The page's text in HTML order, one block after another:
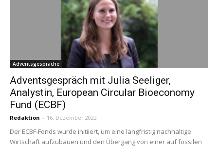
Adventsgespräche
Adventsgespräch mit Julia Seeliger,
Analystin, European Circular Bioeconomy
Fund (ECBF)
Redaktion - 16. Dezember 2022
Der ECBF-Fonds wurde initiiert, um eine langfristig nachhaltige
Wirtschaft aufzubauen und den Übergang von einer auf fossilen